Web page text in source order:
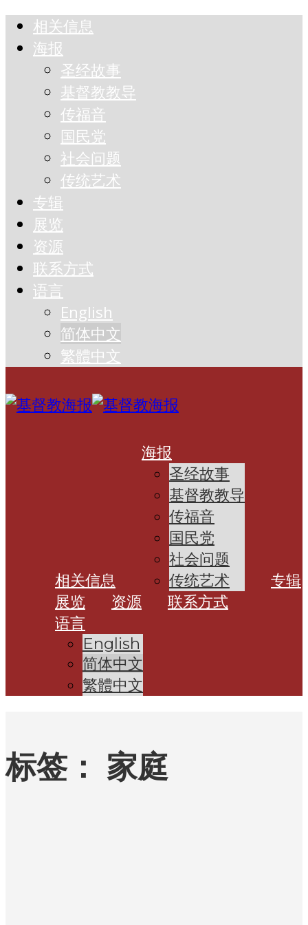
相关信息
海报
圣经故事
基督教教导
传福音
国民党
社会问题
传统艺术
专辑
展览
资源
联系方式
语言
English
简体中文
繁體中文
相关信息
海报
圣经故事
基督教教导
传福音
国民党
社会问题
传统艺术
专辑
展览
资源
联系方式
语言
English
简体中文
繁體中文
标签： 家庭